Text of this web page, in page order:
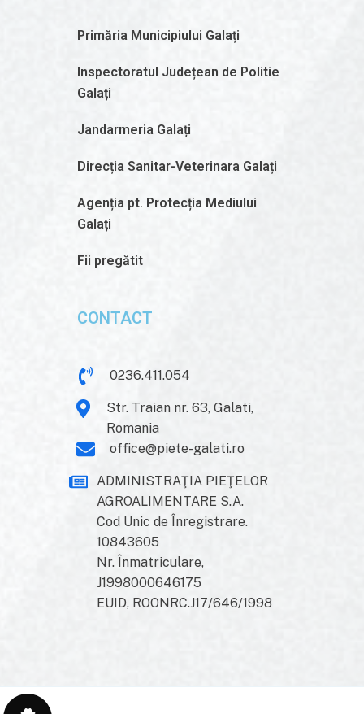
Primăria Municipiului Galați
Inspectoratul Județean de Politie
Galați
Jandarmeria Galați
Direcția Sanitar-Veterinara Galați
Agenția pt. Protecția Mediului
Galați
Fii pregătit
CONTACT
0236.411.054
Str. Traian nr. 63, Galati,
Romania
office@piete-galati.ro
ADMINISTRAŢIA PIEŢELOR
AGROALIMENTARE S.A.
Cod Unic de Înregistrare.
10843605
Nr. Înmatriculare,
J1998000646175
EUID, ROONRC.J17/646/1998